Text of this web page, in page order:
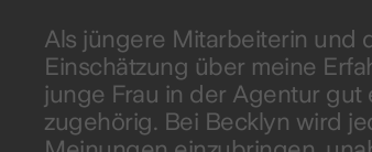
Als jüngere Mitarbeiterin und
Einschätzung über meine
junge Frau in der Agentur
zugehörig. Bei Becklyn wird